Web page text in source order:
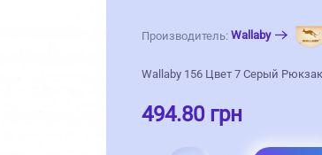
Производитель: Wallaby
Wallaby 156 Цвет 7 Серый
494.80 грн